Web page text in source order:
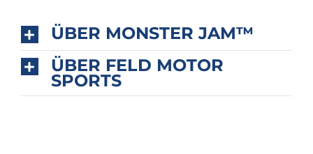
ÜBER MONSTER JAM™
ÜBER FELD MOTOR
SPORTS